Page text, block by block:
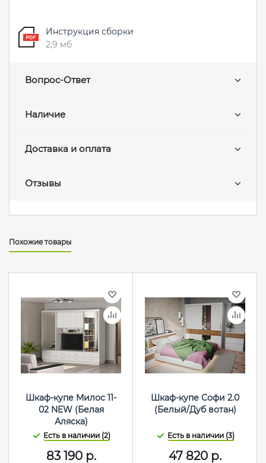
Инструкция сборки
2,9 мб
Вопрос-Ответ
Наличие
Доставка и оплата
Отзывы
Похожие товары
Шкаф-купе Милос 11-
02 NEW (Белая
Аляска)
Есть в наличии (2)
83 190р.
Шкаф-купе Софи 2.0
(Белый/Дуб вотан)
Есть в наличии (3)
47 820 р.